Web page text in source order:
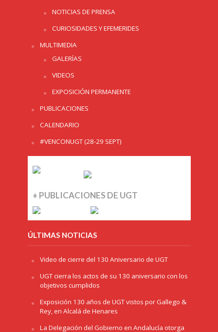
NOTICIAS DE PRENSA
CURIOSIDADES Y EFEMERIDES
MULTIMEDIA
GALERÍAS
VIDEOS
EXPOSICIÓN PERMANENTE
PUBLICACIONES
CALENDARIO
#VENCONUGT (28-29 SEPT)
+ PUBLICACIONES DE UGT
ÚLTIMAS NOTICIAS
Video de cierre del 130 Aniversario de UGT
UGT cierra los actos de su 130 aniversario con los
objetivos cumplidos
Exposición 130 años de UGT vistos por Gallego &
Rey, en Alcalá de Henares
La Delegación del Gobierno en Andalucía otorga